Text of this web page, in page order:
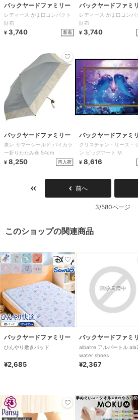
バックヤードファミリー
レディース がま口コンパクト
財布
¥ 3,740 新着
バックヤードファミ
レディース がま口コンパ
財布
¥ 3,740
バックヤードファミリー
東レ サマーシールド バイカラ
ー折りたたみ傘 54cm
¥ 8,250 再入荷
バックヤードファミ
クリスチャン・リース・
ン ビッグアート M
¥ 8,616
前へ
3/580ページ
このショップの関連商品
バックヤードファミリー
ひんやり敷きパッド
¥2,685
バックヤードファミ
albatre アルバートル
water shoes
¥2,367